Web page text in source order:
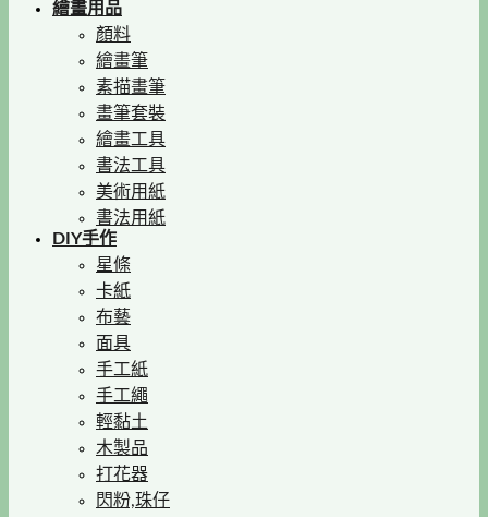
繪畫用品
顏料
繪畫筆
素描畫筆
畫筆套裝
繪畫工具
書法工具
美術用紙
書法用紙
DIY手作
星條
卡紙
布藝
面具
手工紙
手工繩
輕黏土
木製品
打花器
閃粉,珠仔